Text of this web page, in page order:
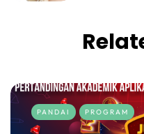
PANDAI PROGRAM